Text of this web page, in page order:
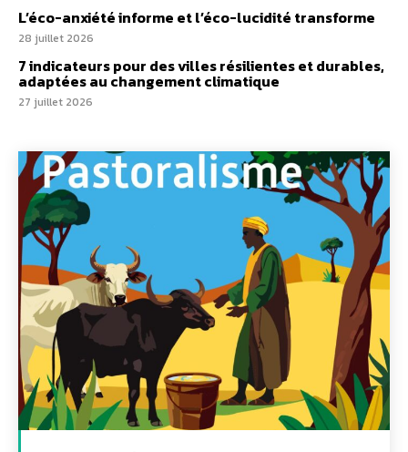
L’éco-anxiété informe et l’éco-lucidité transforme
28 juillet 2026
7 indicateurs pour des villes résilientes et durables,
adaptées au changement climatique
27 juillet 2026